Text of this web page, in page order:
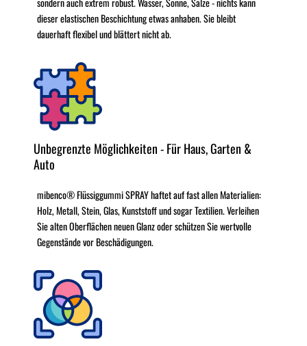
dieser elastischen Beschichtung etwas anhaben. Sie bleibt
dauerhaft flexibel und blättert nicht ab.
Unbegrenzte Möglichkeiten - Für Haus, Garten &
Auto
mibenco® Flüssiggummi SPRAY haftet auf fast allen Materialien:
Holz, Metall, Stein, Glas, Kunststoff und sogar Textilien. Verleihen
Sie alten Oberflächen neuen Glanz oder schützen Sie wertvolle
Gegenstände vor Beschädigungen.